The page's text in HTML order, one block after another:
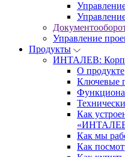
Управление
Продукты
ИНТАЛЕВ:
О продукте
Ключевые
Как
Как мы
Как